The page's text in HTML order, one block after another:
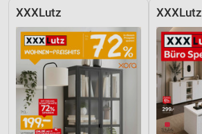
XXXLutz XXXLutz